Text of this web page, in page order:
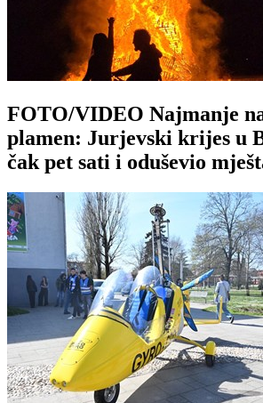
FOTO/VIDEO Najmanje
plamen: Jurjevski krijes u
čak pet sati i oduševio